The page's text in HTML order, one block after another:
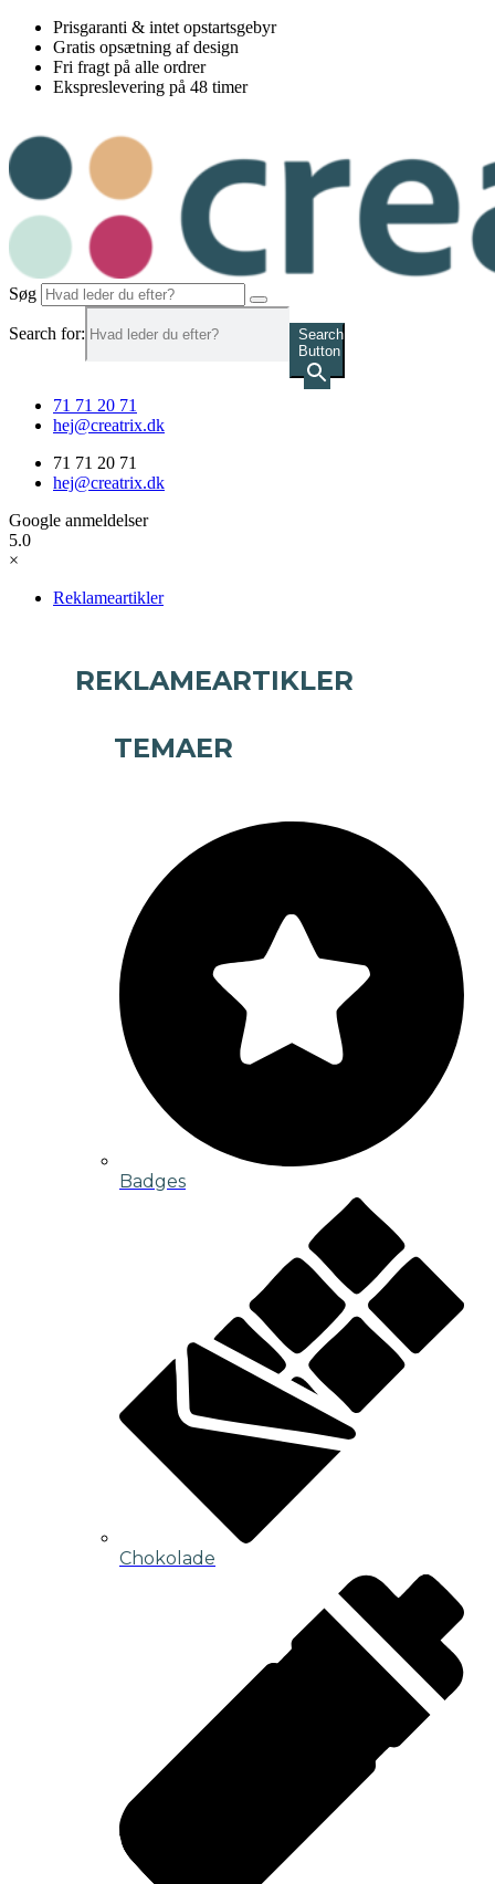
Videre
indhold
Prisgaranti & intet opstartsgebyr
Gratis opsætning af design
Fri fragt på alle ordrer
Ekspreslevering på 48 timer
Søg
Search for:
Search
Button
71 71 20 71
hej@creatrix.dk
71 71 20 71
hej@creatrix.dk
Google anmeldelser
5.0
×
Reklameartikler
REKLAMEARTIKLER
TEMAER
Badges
Chokolade